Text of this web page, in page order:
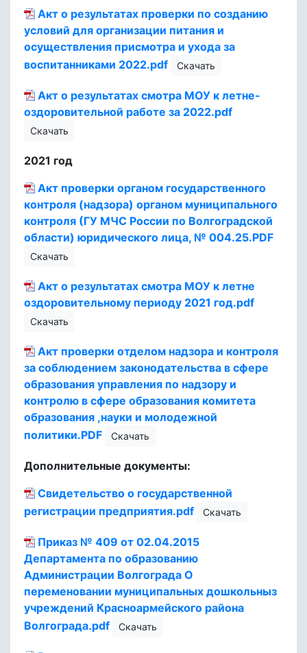
Акт о результатах проверки по созданию
условий для организации питания и
осуществления присмотра и ухода за
воспитанниками 2022.pdf
Скачать
Акт о результатах смотра МОУ к летне-
оздоровительной работе за 2022.pdf
Скачать
2021 год
Акт проверки органом государственного
контроля (надзора) органом муниципального
контроля (ГУ МЧС России по Волгоградской
области) юридического лица, № 004.25.PDF
Скачать
Акт о результатах смотра МОУ к летне
оздоровительному периоду 2021 год.pdf
Скачать
Акт проверки отделом надзора и контроля
за соблюдением законодательства в сфере
образования управления по надзору и
контролю в сфере образования комитета
образования ,науки и молодежной
политики.PDF
Скачать
Дополнительные документы:
Свидетельство о государственной
регистрации предприятия.pdf
Скачать
Приказ № 409 от 02.04.2015
Департамента по образованию
Администрации Волгограда О
переменовании муниципальных дошкольныз
учреждений Красноармейского района
Волгограда.pdf
Скачать